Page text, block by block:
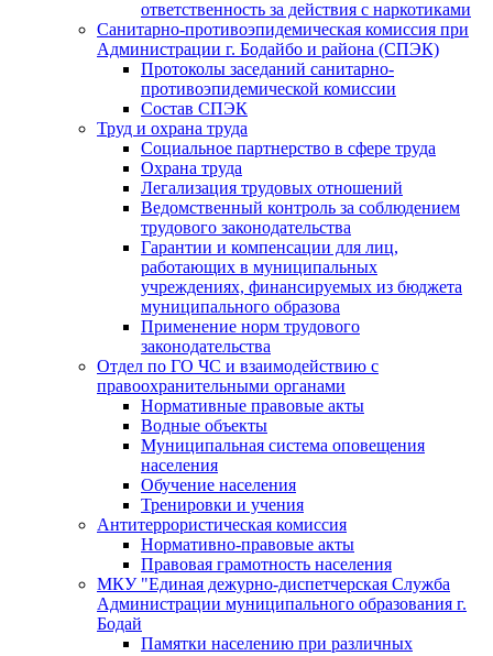
ответственность за действия с наркотиками
Санитарно-противоэпидемическая комиссия при
Администрации г. Бодайбо и района (СПЭК)
Протоколы заседаний санитарно-
противоэпидемической комиссии
Состав СПЭК
Труд и охрана труда
Социальное партнерство в сфере труда
Охрана труда
Легализация трудовых отношений
Ведомственный контроль за соблюдением
трудового законодательства
Гарантии и компенсации для лиц,
работающих в муниципальных
учреждениях, финансируемых из бюджета
муниципального образова
Применение норм трудового
законодательства
Отдел по ГО ЧС и взаимодействию с
правоохранительными органами
Нормативные правовые акты
Водные объекты
Муниципальная система оповещения
населения
Обучение населения
Тренировки и учения
Антитеррористическая комиссия
Нормативно-правовые акты
Правовая грамотность населения
МКУ "Единая дежурно-диспетчерская Служба
Администрации муниципального образования г.
Бодай
Памятки населению при различных